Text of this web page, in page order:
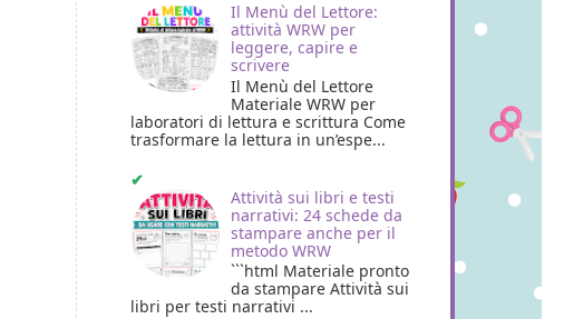
Il Menù del Lettore:
attività WRW per
leggere, capire e
scrivere
Il Menù del Lettore
Materiale WRW per
laboratori di lettura e scrittura Come
trasformare la lettura in un’espe...
Attività sui libri e testi
narrativi: 24 schede da
stampare anche per il
metodo WRW
```html Materiale pronto
da stampare Attività sui
libri per testi narrativi ...